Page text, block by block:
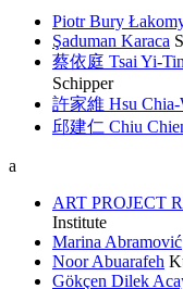
Piotr Bury
Şaduman Karaca
蔡依庭 Tsai Yi-
Schipper
許家維 Hsu Chia-
邱建仁 Chiu
a
ART PROJECT
Institute
Marina Abramović
Noor Abuarafeh
Gökçen Dilek